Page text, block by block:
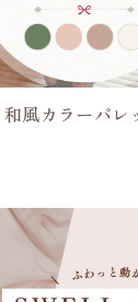
風カラーパレ